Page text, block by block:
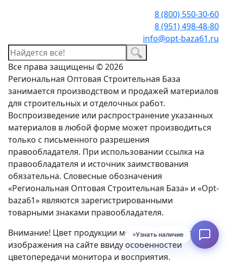
8 (800) 550-30-60
8 (951) 498-48-80
info@opt-baza61.ru
Все права защищены © 2026
Региональная Оптовая Строительная База
занимается производством и продажей материалов
для строительных и отделочных работ.
Воспроизведение или распространение указанных
материалов в любой форме может производиться
только с письменного разрешения
правообладателя. При использовании ссылка на
правообладателя и источник заимствования
обязательна. Словесные обозначения
«Региональная Оптовая Строительная База» и «Opt-
baza61» являются зарегистрированными
товарными знаками правообладателя.
Внимание! Цвет продукции может отличаться от
изображения на сайте ввиду особенностей
цветопередачи монитора и восприятия.
Узнать наличие